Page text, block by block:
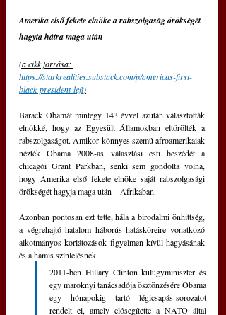
Amerika első fekete elnöke a rabszolgaság örökségét
hagyta hátra maga után
(a cikk forrása:
https://starkrealities.substack.com/p/americas-first-
black-president-left)
Barack Obamát mintegy 143 évvel azután választották
elnökké, hogy az Egyesült Államokban eltörölték a
rabszolgaságot. Amikor könnyes szemű afroamerikaiak
nézték Obama 2008-as választási esti beszédét a
chicagói Grant Parkban, senki sem gondolta volna,
hogy Amerika első fekete elnöke saját rabszolgasági
örökségét hagyja maga után – Afrikában.
Azonban pontosan ezt tette, hála a birodalmi önhittség,
a végrehajtó hatalom háborús hatásköreire vonatkozó
alkotmányos korlátozások figyelmen kívül hagyásának
és a hamis színlelésnek.
2011-ben Hillary Clinton külügyminiszter és
egy maroknyi tanácsadója ösztönzésére Obama
egy hónapokig tartó légicsapás-sorozatot
rendelt el, amely elősegítette a NATO által